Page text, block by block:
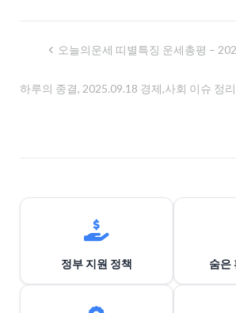
비
오늘의운세 띠별특징 운세총평 –
하루의 종결, 2025.09.18 경제,사회 이슈 정
정부 지원 정책 숨은